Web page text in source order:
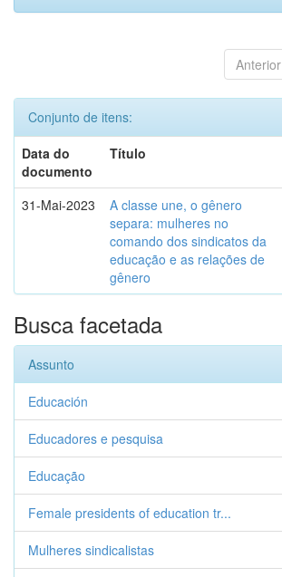
Anterior
Conjunto de itens:
Data do
documento
Título
31-Mai-2023
A classe une, o gênero
separa: mulheres no
comando dos sindicatos da
educação e as relações de
gênero
Busca facetada
Assunto
Educación
Educadores e pesquisa
Educação
Female presidents of education tr...
Mulheres sindicalistas